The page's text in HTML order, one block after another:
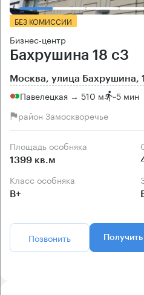
БЕЗ КОМИССИИ
Бизнес-центр
Бахрушина 18 с3
Москва, улица Бахрушина,
Павелецкая → 510 м ~5 мин
район Замоскворечье
Площадь особняка
1399 кв.м
Класс особняка
B+
Позвонить